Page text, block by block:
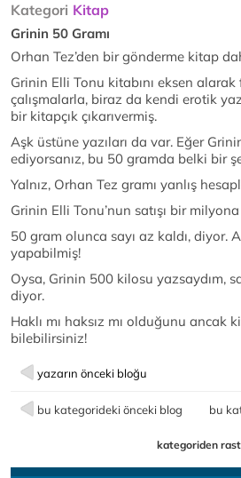
Kategori Kitap
Grinin 50 Gramı
Orhan Tez’den bir gönderme kitap
Grinin Elli Tonu kitabını eksen
çalışmalarla, biraz da kendi erotik
bir kitapçık çıkarıvermiş.
Aşk üstüne yazıları da var. Eğer
ediyorsanız, bu 50 gramda belki bir
Yalnız, Orhan Tez gramı yanlış
Grinin Elli Tonu’nun satışı bir milyona
50 gram olunca sayı az kaldı, diyor.
yapabilmiş!
Oysa, Grinin 500 kilosu yazsaydım,
diyor.
Haklı mı haksız mı olduğunu ancak
bilebilirsiniz!
yazarın önceki bloğu
bu kategorideki önceki blog bu
kategoriden